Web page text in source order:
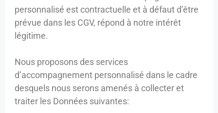
personnalisé est contractuelle et à défaut d’être
prévue dans les CGV, répond à notre intérêt
légitime.
Nous proposons des services
d’accompagnement personnalisé dans le cadre
desquels nous serons amenés à collecter et
traiter les Données suivantes: